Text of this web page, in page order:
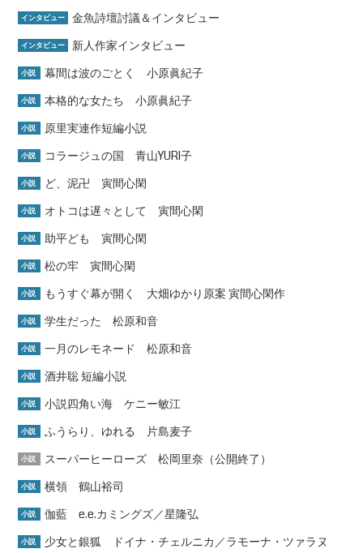
インタビュー 金魚詩壇討議＆インタビュー
インタビュー 新人作家インタビュー
小説 幕間は波のごとく 小原眞紀子
小説 本格的な女たち 小原眞紀子
小説 原里実連作短編小説
小説 コラージュの国 青山YURI子
小説 ど、泥卍 寅間心閑
小説 オトコは遅々として 寅間心閑
小説 助平ども 寅間心閑
小説 松の牢 寅間心閑
小説 もうすぐ幕が開く 大畑ゆかり原案 寅間心閑作
小説 学生だった 松原和音
小説 一月のレモネード 松原和音
小説 酒井聡 短編小説
小説 小説四角い海 ケニー敏江
小説 ふうらり、ゆれる 片島麦子
小説 スーパーヒーローズ 松岡里奈（公開終了）
小説 横領 鶴山裕司
小説 伽藍 e.e.カミングズ／星隆弘
小説 少女と銀狐 ドイナ・チェルニカ／ラモーナ・ツァラヌ